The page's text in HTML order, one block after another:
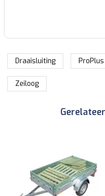
Draaisluiting ProPlus
Zeiloog